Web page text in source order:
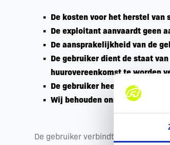
De kosten voor het herstel
De exploitant aanvaardt geen
De aansprakelijkheid van de
De gebruiker dient de staat
huurovereenkomst te worden
De gebruiker heeft technische
Wij behouden ons het recht
De gebruiker verbindt zich er ook